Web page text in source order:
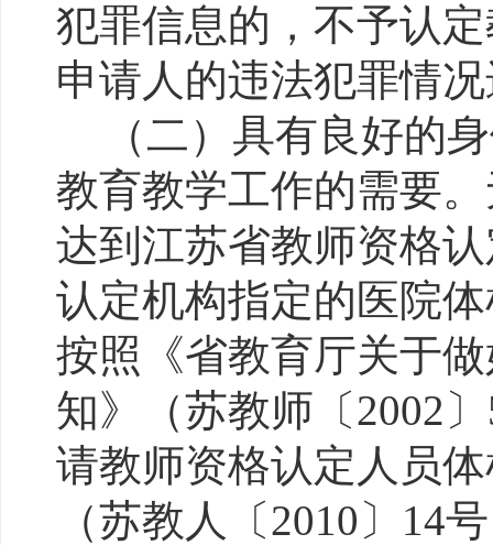
犯罪信息的，不予认
申请人的违法犯罪情
（二）具有良好的
教育教学工作的需要
达到江苏省教师资格
认定机构指定的医院
按照《省教育厅关于
知》（苏教师〔2002
请教师资格认定人员
（苏教人〔2010〕14